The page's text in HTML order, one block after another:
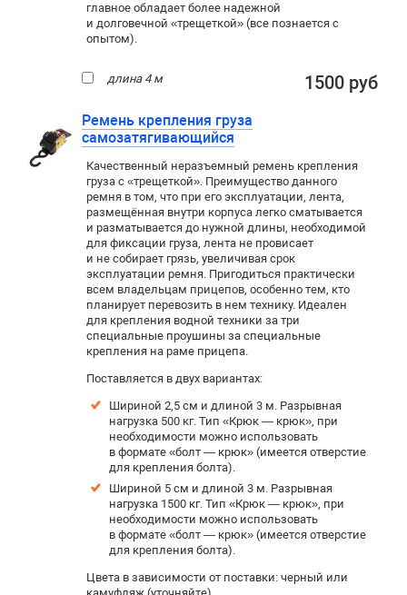
главное обладает более надежной
и долговечной «трещеткой» (все познается с
опытом).
длина 4 м 1500 руб
Ремень крепления груза
самозатягивающийся
Качественный неразъемный ремень крепления
груза с «трещеткой». Преимущество данного
ремня в том, что при его эксплуатации, лента,
размещённая внутри корпуса легко сматывается
и разматывается до нужной длины, необходимой
для фиксации груза, лента не провисает
и не собирает грязь, увеличивая срок
эксплуатации ремня. Пригодиться практически
всем владельцам прицепов, особенно тем, кто
планирует перевозить в нем технику. Идеален
для крепления водной техники за три
специальные проушины за специальные
крепления на раме прицепа.
Поставляется в двух вариантах:
Шириной 2,5 см и длиной 3 м. Разрывная
нагрузка 500 кг. Тип «Крюк — крюк», при
необходимости можно использовать
в формате «болт — крюк» (имеется отверстие
для крепления болта).
Шириной 5 см и длиной 3 м. Разрывная
нагрузка 1500 кг. Тип «Крюк — крюк», при
необходимости можно использовать
в формате «болт — крюк» (имеется отверстие
для крепления болта).
Цвета в зависимости от поставки: черный или